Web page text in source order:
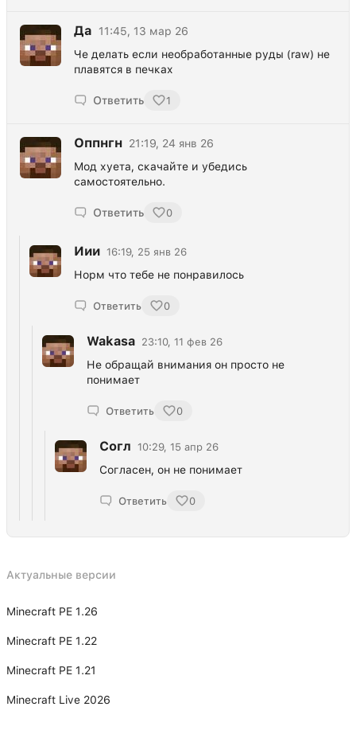
Да
11:45, 13 мар 26
Че делать если необработанные руды (raw) не
плавятся в печках
Ответить 1
Оппнгн 21:19, 24 янв 26
Мод хуета, скачайте и убедись
самостоятельно.
Ответить 0
Иии 16:19, 25 янв 26
Норм что тебе не понравилось
Ответить 0
Wakasa 23:10, 11 фев 26
Не обращай внимания он просто не
понимает
Ответить 0
Согл 10:29, 15 апр 26
Согласен, он не понимает
Ответить 0
Актуальные версии
Minecraft PE 1.26
Minecraft PE 1.22
Minecraft PE 1.21
Minecraft Live 2026